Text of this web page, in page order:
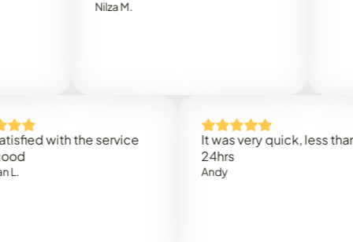
with the service
It was very quick, less than